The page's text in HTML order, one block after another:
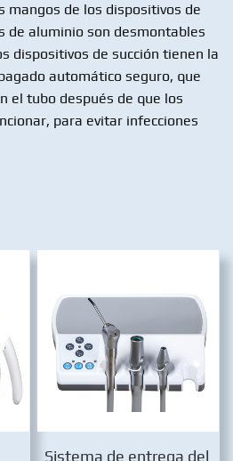
mangos de los dispositivos de
de aluminio son desmontables
dispositivos de succión tienen la
automático seguro, que
el tubo después de que los
para evitar infecciones
Sistema de entrega del